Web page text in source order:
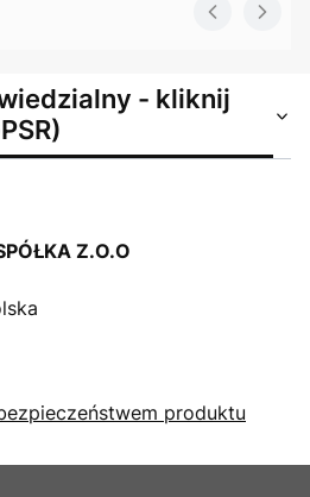
- kliknij
Z.O.O
produktu